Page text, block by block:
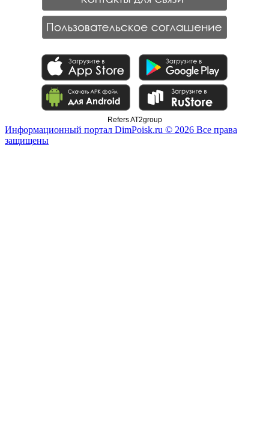
Refers AT2group
Информационный портал DimPoisk.ru © 2026 Все права
защищены